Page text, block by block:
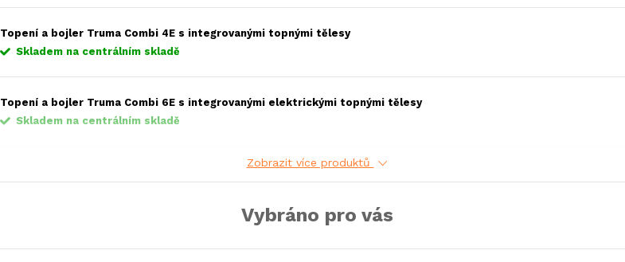
Topení a bojler Truma Combi 4E s integrovanými topnými tělesy
Skladem na centrálním skladě
Topení a bojler Truma Combi 6E s integrovanými elektrickými topnými tělesy
Skladem na centrálním skladě
Zobrazit více produktů
Vybráno pro vás